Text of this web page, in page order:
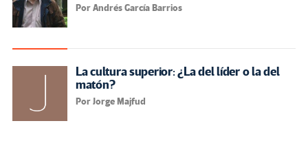
Por Andrés García Barrios
La cultura superior: ¿La del líder o la del
matón?
Por Jorge Majfud